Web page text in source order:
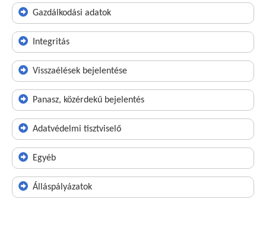
Gazdálkodási adatok
Integritás
Visszaélések bejelentése
Panasz, közérdekű bejelentés
Adatvédelmi tisztviselő
Egyéb
Álláspályázatok